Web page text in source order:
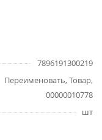
7896191300219
Переименовать, Товар,
00000010778
шт